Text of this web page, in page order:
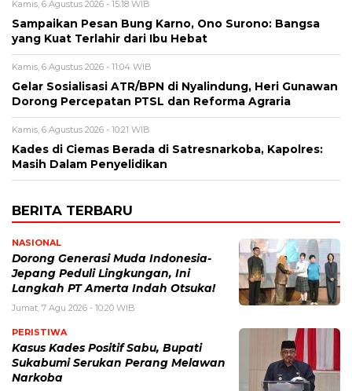
Kamis, 6 Agustus 2026 - 15:18 WIB
Sampaikan Pesan Bung Karno, Ono Surono: Bangsa
yang Kuat Terlahir dari Ibu Hebat
Kamis, 6 Agustus 2026 - 11:04 WIB
Gelar Sosialisasi ATR/BPN di Nyalindung, Heri Gunawan
Dorong Percepatan PTSL dan Reforma Agraria
Kamis, 6 Agustus 2026 - 10:21 WIB
Kades di Ciemas Berada di Satresnarkoba, Kapolres:
Masih Dalam Penyelidikan
BERITA TERBARU
NASIONAL
Dorong Generasi Muda Indonesia-
Jepang Peduli Lingkungan, Ini
Langkah PT Amerta Indah Otsuka!
Jumat, 7 Agu 2026 - 10:20 WIB
PERISTIWA
Kasus Kades Positif Sabu, Bupati
Sukabumi Serukan Perang Melawan
Narkoba